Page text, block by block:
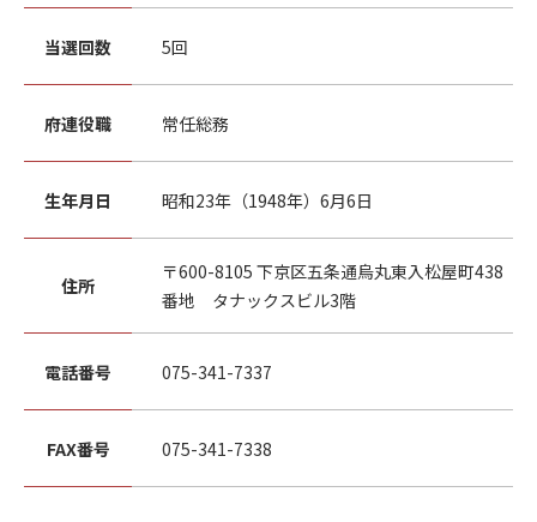
当選回数 5回
府連役職 常任総務
生年月日 昭和23年（1948年）6月6日
住所
〒600-8105 下京区五条通烏丸東入松屋町438
番地 タナックスビル3階
電話番号 075-341-7337
FAX番号 075-341-7338